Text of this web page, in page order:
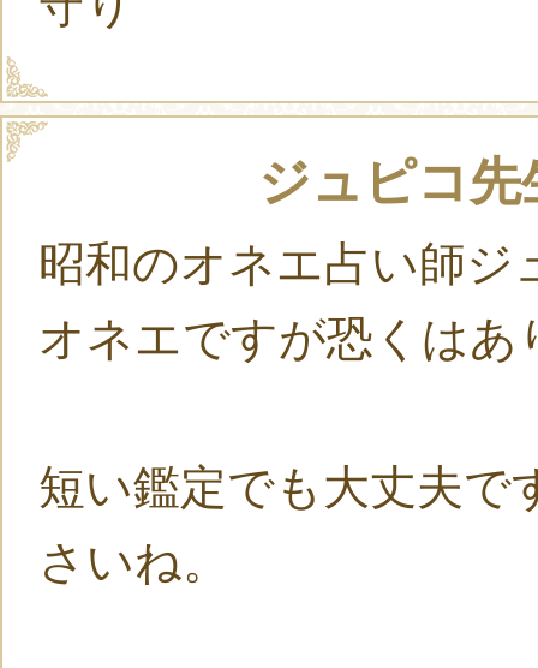
ジュピコ
昭和のオネエ占い師ジ
オネエですが恐くはあ
短い鑑定でも大丈夫で
さいね。